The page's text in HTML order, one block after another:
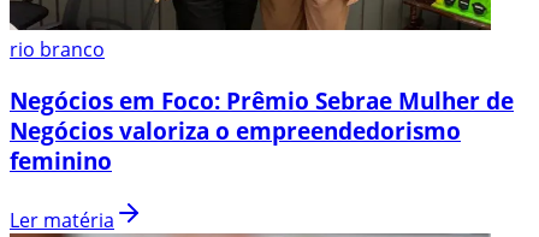
rio branco
Negócios em Foco: Prêmio Sebrae Mulher de
Negócios valoriza o empreendedorismo
feminino
Ler matéria